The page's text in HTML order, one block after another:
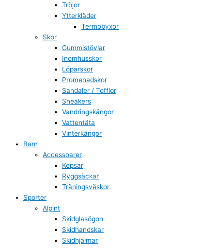
Tröjor
Ytterkläder
Termobyxor
Skor
Gummistövlar
Inomhusskor
Löparskor
Promenadskor
Sandaler / Tofflor
Sneakers
Vandringskängor
Vattentäta
Vinterkängor
Barn
Accessoarer
Kepsar
Ryggsäckar
Träningsväskor
Sporter
Alpint
Skidglasögon
Skidhandskar
Skidhjälmar